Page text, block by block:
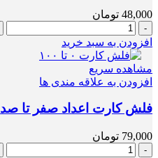
48,000 تومان
گیره
کاغذ
عدد
افزودن به سبد خرید
مشاهده سریع
افزودن به علاقه مندی ها
فلش کارت اعداد صفر تا صد
79,000 تومان
فلش